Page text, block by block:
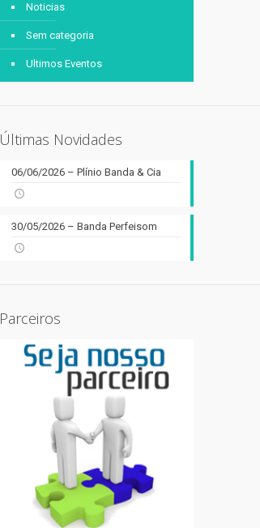
Noticias
Sem categoria
Ultimos Eventos
Últimas Novidades
06/06/2026 – Plínio Banda & Cia
30/05/2026 – Banda Perfeisom
Parceiros